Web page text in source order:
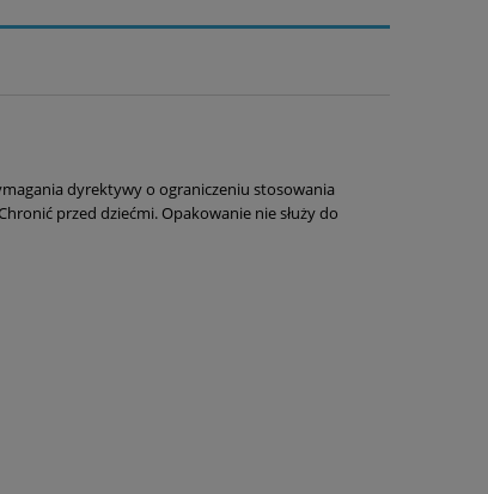
dyrektywy o ograniczeniu stosowania
przed dziećmi. Opakowanie nie służy do